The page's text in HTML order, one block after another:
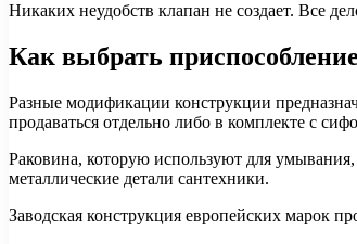
Никаких неудобств клапан не создает. Все
Как выбрать приспособление
Разные модификации конструкции
продаваться отдельно либо в комплекте с
Раковина, которую используют для
металлические детали сантехники.
Заводская конструкция европейских марок